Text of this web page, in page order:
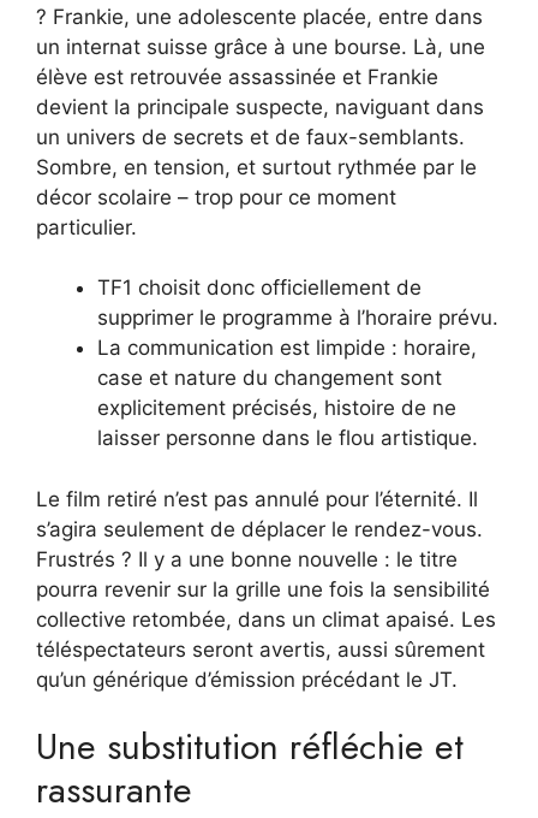
? Frankie, une adolescente placée, entre dans
un internat suisse grâce à une bourse. Là, une
élève est retrouvée assassinée et Frankie
devient la principale suspecte, naviguant dans
un univers de secrets et de faux-semblants.
Sombre, en tension, et surtout rythmée par le
décor scolaire – trop pour ce moment
particulier.
TF1 choisit donc officiellement de
supprimer le programme à l’horaire prévu.
La communication est limpide : horaire,
case et nature du changement sont
explicitement précisés, histoire de ne
laisser personne dans le flou artistique.
Le film retiré n’est pas annulé pour l’éternité. Il
s’agira seulement de déplacer le rendez-vous.
Frustrés ? Il y a une bonne nouvelle : le titre
pourra revenir sur la grille une fois la sensibilité
collective retombée, dans un climat apaisé. Les
téléspectateurs seront avertis, aussi sûrement
qu’un générique d’émission précédant le JT.
Une substitution réfléchie et
rassurante